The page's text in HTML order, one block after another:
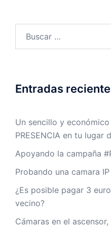
Entradas
Un sencillo y económico
PRESENCIA en tu lugar
Apoyando la campaña
Probando una camara
¿Es posible pagar 3
vecino?
Cámaras en el